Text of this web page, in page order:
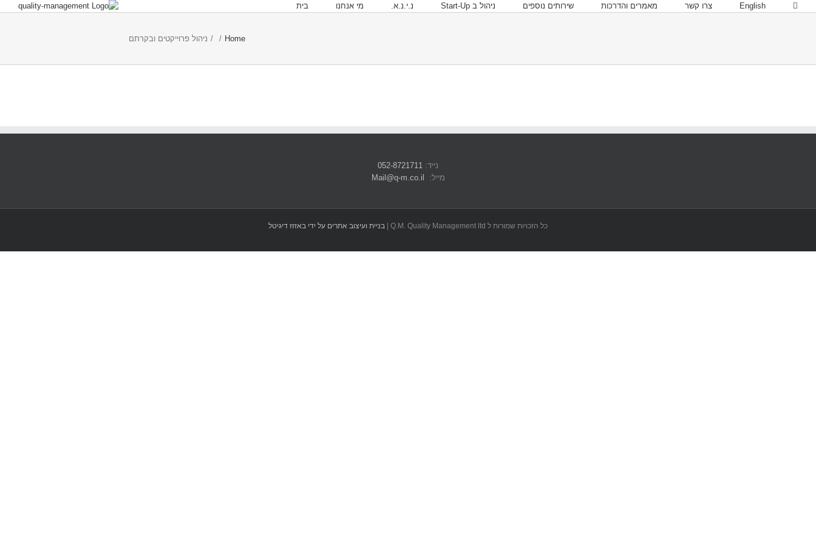
בית מי אנחנו נ.י.נ.א. ניהול ב Start-Up שירותים נוספים מאמרים והדרכות צרו קשר English
Home
/
/ ניהול פרוייקטים ובקרתם
נייד: 052-8721711
מייל:
Mail@q-m.co.il
כל הזכויות שמורות ל Q.M. Quality Management ltd | בניית ועיצוב אתרים על ידי באזזז דיגיטל